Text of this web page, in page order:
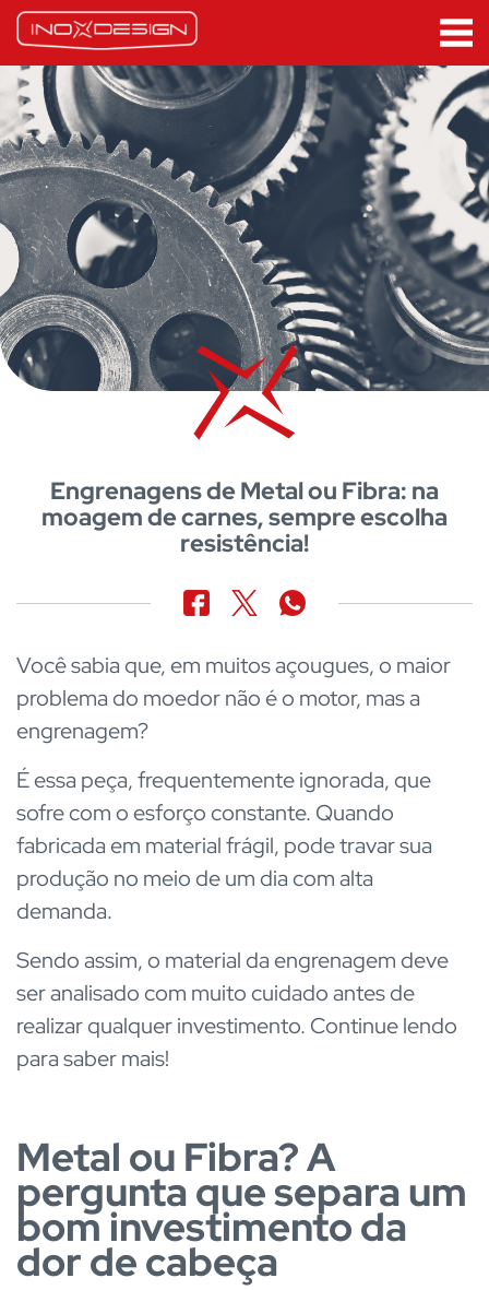
Engrenagens de Metal ou Fibra: na
moagem de carnes, sempre escolha
resistência!
Você sabia que, em muitos açougues, o maior
problema do moedor não é o motor, mas a
engrenagem?
É essa peça, frequentemente ignorada, que
sofre com o esforço constante. Quando
fabricada em material frágil, pode travar sua
produção no meio de um dia com alta
demanda.
Sendo assim, o material da engrenagem deve
ser analisado com muito cuidado antes de
realizar qualquer investimento. Continue lendo
para saber mais!
Metal ou Fibra? A
pergunta que separa um
bom investimento da
dor de cabeça